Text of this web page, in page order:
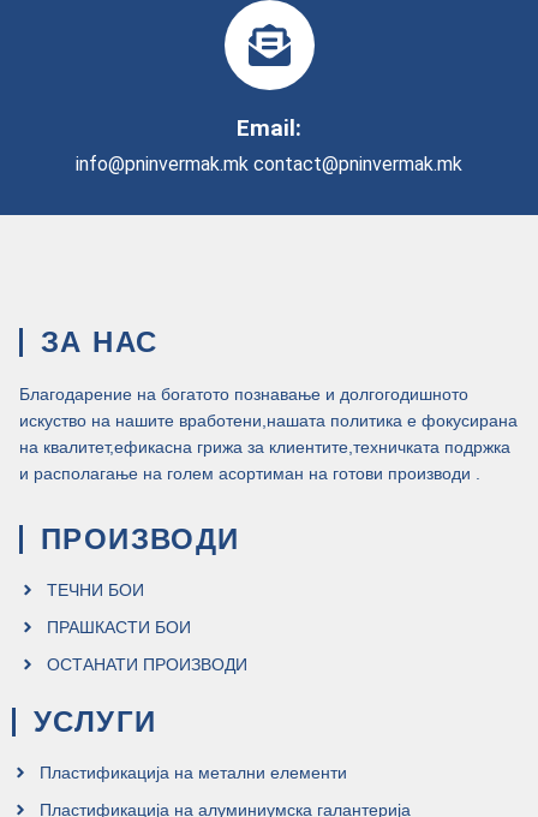
Email:
info@pninvermak.mk contact@pninvermak.mk
ЗА НАС
Благодарение на богатото познавање и долгогодишното
искуство на нашите вработени,нашата политика е фокусирана
на квалитет,ефикасна грижа за клиентите,техничката подржка
и располагање на голем асортиман на готови производи .
ПРОИЗВОДИ
ТЕЧНИ БОИ
ПРАШКАСТИ БОИ
ОСТАНАТИ ПРОИЗВОДИ
УСЛУГИ
Пластификација на метални елементи
Пластификација на алуминиумска галантерија